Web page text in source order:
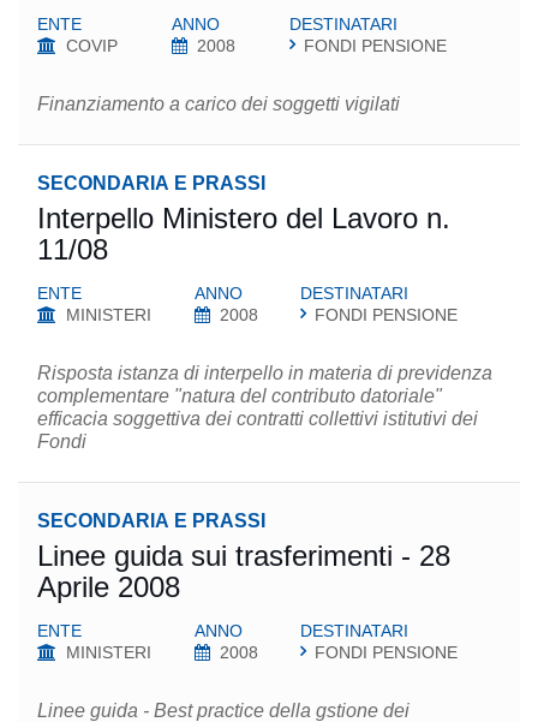
ENTE
COVIP
ANNO
2008
DESTINATARI
FONDI PENSIONE
Finanziamento a carico dei soggetti vigilati
SECONDARIA E PRASSI
Interpello Ministero del Lavoro n.
11/08
ENTE
MINISTERI
ANNO
2008
DESTINATARI
FONDI PENSIONE
Risposta istanza di interpello in materia di previdenza
complementare "natura del contributo datoriale"
efficacia soggettiva dei contratti collettivi istitutivi dei
Fondi
SECONDARIA E PRASSI
Linee guida sui trasferimenti - 28
Aprile 2008
ENTE
MINISTERI
ANNO
2008
DESTINATARI
FONDI PENSIONE
Linee guida - Best practice della gstione dei